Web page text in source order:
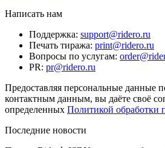
Написать нам
Поддержка: support@ridero.ru
Печать тиража: print@ridero.ru
Вопросы по услугам:
PR: pr@ridero.ru
Предоставляя персональные данные
контактным данным, вы даёте своё
определенных Политикой обработки
Последние новости